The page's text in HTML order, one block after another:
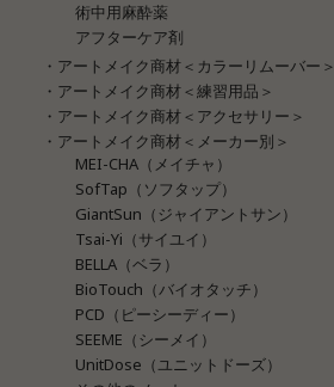
術中用麻酔薬
アフターケア剤
・アートメイク商材＜カラーリムーバー＞
・アートメイク商材＜練習用品＞
・アートメイク商材＜アクセサリー＞
・アートメイク商材＜メーカー別＞
MEI-CHA（メイチャ）
SofTap（ソフタップ）
GiantSun（ジャイアントサン）
Tsai-Yi（サイユイ）
BELLA（ベラ）
BioTouch（バイオタッチ）
PCD（ピーシーディー）
SEEME（シーメイ）
UnitDose（ユニットドーズ）